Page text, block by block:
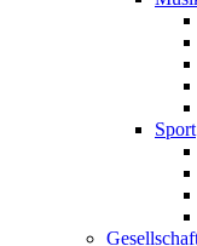
Sport